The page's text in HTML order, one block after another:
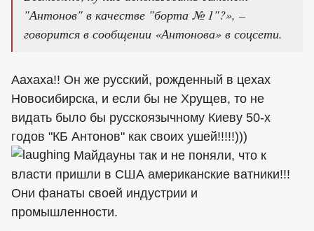
"Антонов" в качестве "борта № 1"?», –
говорится в сообщении «Антонова» в соцсети.
Аахаха!! Он же русский, рожденный в цехах
Новосибирска, и если бы не Хрущев, то не
видать было бы русскоязычному Киеву 50-х
годов "КБ Антонов" как своих ушей!!!!!)))
Майдауны так и не поняли, что к
власти пришли в США американские ватники!!!
Они фанаты своей индустрии и
промышленности.